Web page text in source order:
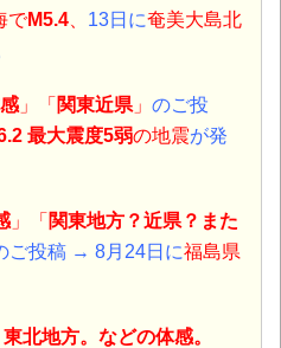
でM5.4 13日に奄美大島北
」「 関東近県 」 のご投
最大震度5弱の地震が発
」 「 関東地方？近県？また
ご投稿 → 8月24日に福島県
北地方。などの体感。